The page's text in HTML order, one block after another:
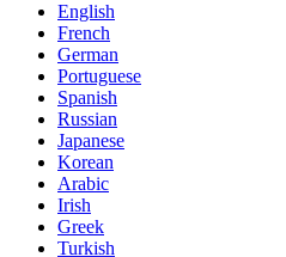
English
French
German
Portuguese
Spanish
Russian
Japanese
Korean
Arabic
Irish
Greek
Turkish